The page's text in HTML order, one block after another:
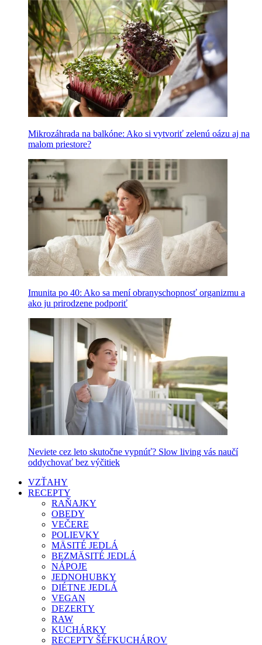
Mikrozáhrada na balkóne: Ako si vytvoriť zelenú oázu aj na
malom priestore?
Imunita po 40: Ako sa mení obranyschopnosť organizmu a
ako ju prirodzene podporiť
Neviete cez leto skutočne vypnúť? Slow living vás naučí
oddychovať bez výčitiek
VZŤAHY
RECEPTY
RAŇAJKY
OBEDY
VEČERE
POLIEVKY
MÄSITÉ JEDLÁ
BEZMÄSITÉ JEDLÁ
NÁPOJE
JEDNOHUBKY
DIÉTNE JEDLÁ
VEGAN
DEZERTY
RAW
KUCHÁRKY
RECEPTY ŠÉFKUCHÁROV